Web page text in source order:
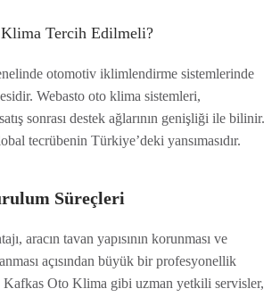
Klima Tercih Edilmeli?
otomotiv iklimlendirme sistemlerinde
Webasto oto klima sistemleri,
sonrası destek ağlarının genişliği ile bilinir.
tecrübenin Türkiye’deki yansımasıdır.
Süreçleri
aracın tavan yapısının korunması ve
açısından büyük bir profesyonellik
Kafkas Oto Klima gibi uzman yetkili servisler,